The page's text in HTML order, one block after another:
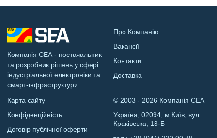
Компанія СЕА - постачальник
та розробник рішень у сфері
індустріальної електроніки та
смарт-інфраструктури
Про Компанію
Вакансії
Контакти
Доставка
Карта сайту
Конфіденційність
Договір публічної оферти
© 2003 - 2026 Компанія СЕА
Україна, 02094, м.Київ, вул.
Краківська, 13-Б